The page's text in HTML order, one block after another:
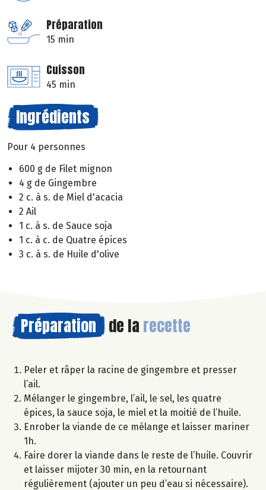
Préparation
15 min
Cuisson
45 min
Ingrédients
Pour 4 personnes
600 g de Filet mignon
4 g de Gingembre
2 c. à s. de Miel d'acacia
2 Ail
1 c. à s. de Sauce soja
1 c. à c. de Quatre épices
3 c. à s. de Huile d'olive
Préparation de la recette
Peler et râper la racine de gingembre et presser
l’ail.
Mélanger le gingembre, l’ail, le sel, les quatre
épices, la sauce soja, le miel et la moitié de l’huile.
Enrober la viande de ce mélange et laisser mariner
1h.
Faire dorer la viande dans le reste de l’huile. Couvrir
et laisser mijoter 30 min, en la retournant
régulièrement (ajouter un peu d’eau si nécessaire).